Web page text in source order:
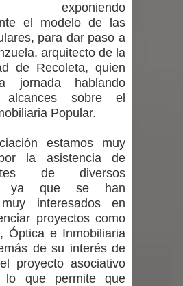
intentaron escapar por
desde la cárcel de Talca
obliga a cerrar
la Fiesta del
en Talca tras caída de
cerca de carpas
llegan a la Plaza de Armas de
el inicio de la Fiesta del
2026
exponiendo
el modelo de las
para dar paso a
arquitecto de la
de Recoleta, quien
jornada hablando
sobre el
Popular.
estamos muy
la asistencia de
de diversos
ya que se han
interesados en
proyectos como
Óptica e Inmobiliaria
de su interés de
proyecto asociativo
lo que permite que